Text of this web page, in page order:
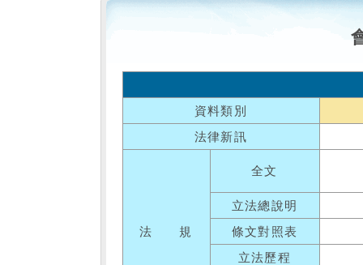
資料類別
法律新訊
法 規
全文
立法總說明
條文對照表
立法歷程